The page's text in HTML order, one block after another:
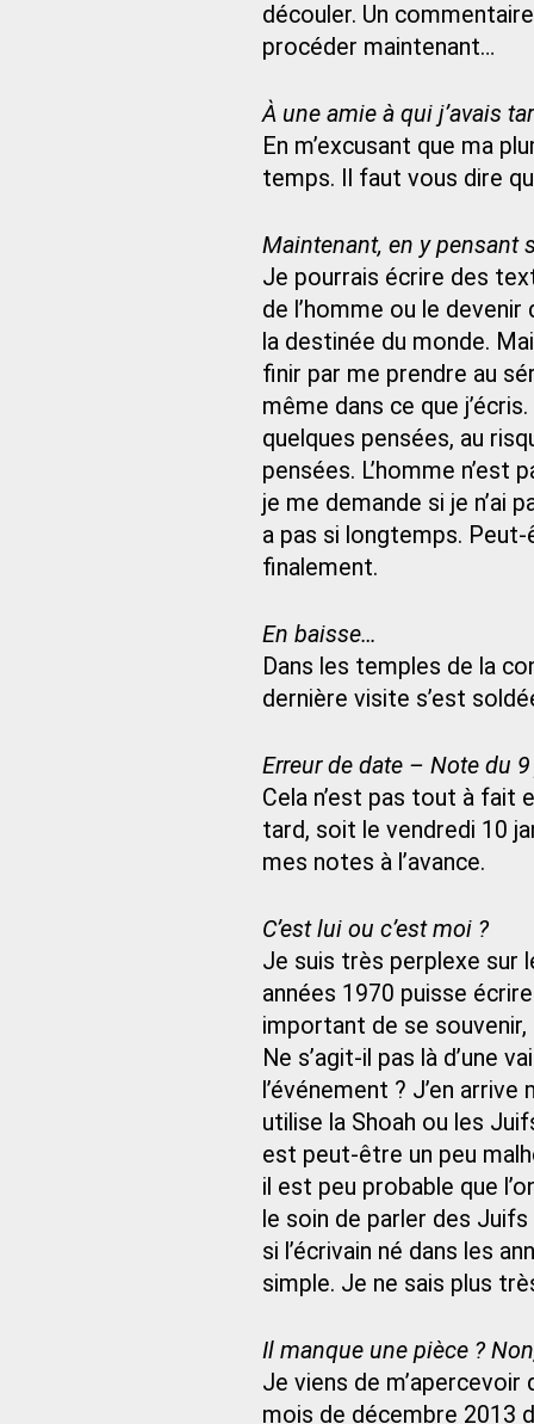
découler. Un
procéder maintenant…
À une amie à qui j’avais
En m’excusant que ma
temps. Il faut vous dire
Maintenant, en y pensant
Je pourrais écrire des
de l’homme ou le
la destinée du monde.
finir par me prendre au
même dans ce que
quelques pensées, au
pensées. L’homme
je me demande si je n’ai
a pas si longtemps. Peut-
finalement.
En baisse…
Dans les temples de la
dernière visite s’est
Erreur de date – Note du
Cela n’est pas tout à fait
tard, soit le vendredi 10
mes notes à l’avance.
C’est lui ou c’est moi ?
Je suis très perplexe sur
années 1970 puisse
important de se
Ne s’agit-il pas là d’une
l’événement ? J’en
utilise la Shoah ou les
est peut-être un peu
il est peu probable que
le soin de parler des
si l’écrivain né dans les
simple. Je ne sais plus
Il manque une pièce ?
Je viens de m’apercevoir
mois de décembre 2013